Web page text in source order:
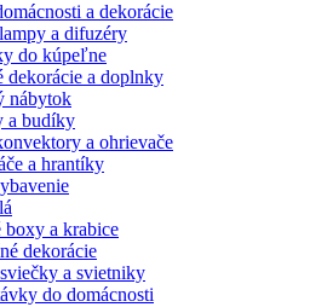
a dekorácie
a difuzéry
do kúpeľne
dekorácie a doplnky
nábytok
a budíky
a ohrievače
a hrantíky
boxy a krabice
dekorácie
a svietniky
do domácnosti